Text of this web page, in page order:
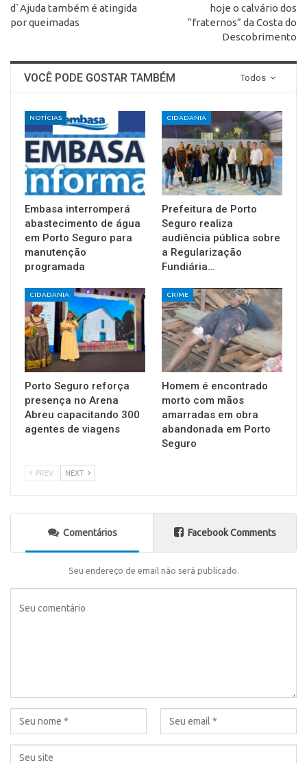
d`Ajuda também é atingida
por queimadas
hoje o calvário dos
“fraternos” da Costa do
Descobrimento
Todos
VOCÊ PODE GOSTAR TAMBÉM
NOTÍCIAS
Embasa interromperá
abastecimento de água
em Porto Seguro para
manutenção
programada
CIDADANIA
Prefeitura de Porto
Seguro realiza
audiência pública sobre
a Regularização
Fundiária…
CIDADANIA
Porto Seguro reforça
presença no Arena
Abreu capacitando 300
agentes de viagens
CRIME
Homem é encontrado
morto com mãos
amarradas em obra
abandonada em Porto
Seguro
PREV NEXT
Comentários Facebook Comments
Seu endereço de email não será publicado.